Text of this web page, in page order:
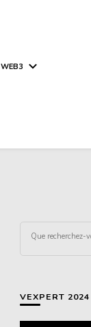
WEB3
recherchiez
quelque
VEXPERT 2024